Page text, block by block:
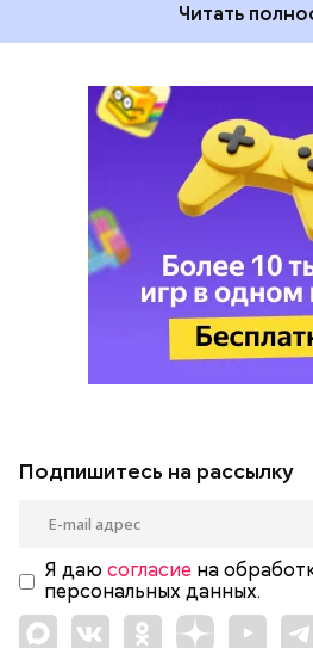
Читать
Подпишитесь на рассылку
Я даю согласие на
персональных данных.